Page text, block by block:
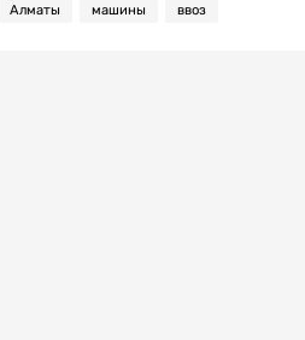
Алматы машины ввоз